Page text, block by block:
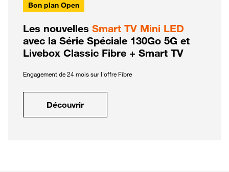
Bon plan Open
Les nouvelles Smart TV Mini LED
avec la Série Spéciale 130Go 5G et
Livebox Classic Fibre + Smart TV
Engagement de 24 mois sur l'offre Fibre
Découvrir